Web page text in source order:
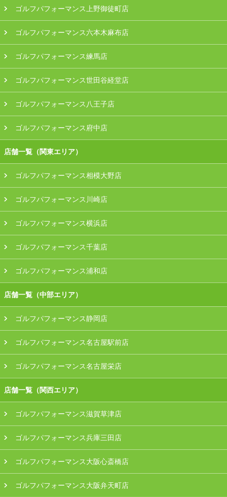
ゴルフパフォーマンス上野御徒町店
ゴルフパフォーマンス六本木麻布店
ゴルフパフォーマンス練馬店
ゴルフパフォーマンス世田谷経堂店
ゴルフパフォーマンス八王子店
ゴルフパフォーマンス府中店
店舗一覧（関東エリア）
ゴルフパフォーマンス相模大野店
ゴルフパフォーマンス川崎店
ゴルフパフォーマンス横浜店
ゴルフパフォーマンス千葉店
ゴルフパフォーマンス浦和店
店舗一覧（中部エリア）
ゴルフパフォーマンス静岡店
ゴルフパフォーマンス名古屋駅前店
ゴルフパフォーマンス名古屋栄店
店舗一覧（関西エリア）
ゴルフパフォーマンス滋賀草津店
ゴルフパフォーマンス兵庫三田店
ゴルフパフォーマンス大阪心斎橋店
ゴルフパフォーマンス大阪弁天町店